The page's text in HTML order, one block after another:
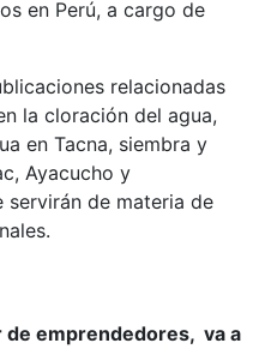
en Perú, a cargo de
relacionadas
la cloración del agua,
en Tacna, siembra y
Ayacucho y
servirán de materia de
de emprendedores, va a